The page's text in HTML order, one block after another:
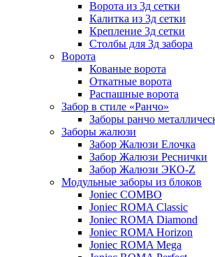
Ворота из 3д сетки
Калитка из 3д сетки
Крепление 3д сетки
Столбы для 3д забора
Ворота
Кованые ворота
Откатные ворота
Распашные ворота
Забор в стиле «Ранчо»
Заборы ранчо
Заборы жалюзи
Забор Жалюзи Елочка
Забор Жалюзи Реснички
Забор Жалюзи ЭКО-Z
Модульные заборы из блоков
Joniec COMBO
Joniec ROMA Classic
Joniec ROMA Diamond
Joniec ROMA Horizon
Joniec ROMA Mega